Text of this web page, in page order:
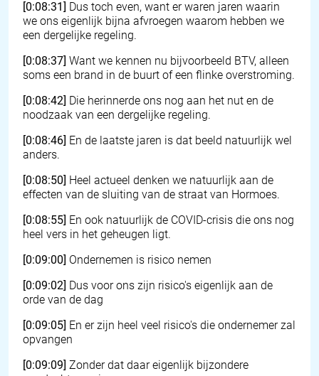
[0:08:31] Dus toch even, want er waren jaren waarin
we ons eigenlijk bijna afvroegen waarom hebben we
een dergelijke regeling.
[0:08:37] Want we kennen nu bijvoorbeeld BTV, alleen
soms een brand in de buurt of een flinke overstroming.
[0:08:42] Die herinnerde ons nog aan het nut en de
noodzaak van een dergelijke regeling.
[0:08:46] En de laatste jaren is dat beeld natuurlijk wel
anders.
[0:08:50] Heel actueel denken we natuurlijk aan de
effecten van de sluiting van de straat van Hormoes.
[0:08:55] En ook natuurlijk de COVID-crisis die ons nog
heel vers in het geheugen ligt.
[0:09:00] Ondernemen is risico nemen
[0:09:02] Dus voor ons zijn risico's eigenlijk aan de
orde van de dag
[0:09:05] En er zijn heel veel risico's die ondernemer zal
opvangen
[0:09:09] Zonder dat daar eigenlijk bijzondere